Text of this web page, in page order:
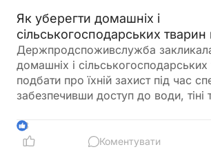
Як уберегти домашніх і
сільськогосподарських тварин
Держпродспоживслужба
домашніх і сільськогосподарських
подбати про їхній захист під час
забезпечивши доступ до води, тіні
заборону залишати тварин у
автомобілях або на прив’язі під
3
Коментувати